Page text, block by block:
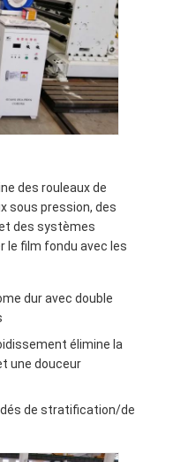
des rouleaux de
sous pression, des
des systèmes
le film fondu avec les
dur avec double
élimine la
une douceur
de stratification/de